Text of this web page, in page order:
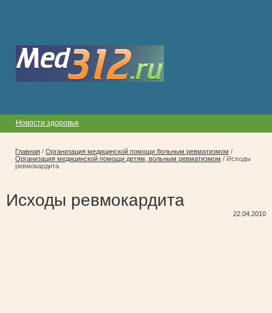
Новости здоровья
Главная / Организация медицинской помощи больным ревматизмом /
Организация медицинской помощи детям, вольным ревматизмом / Исходы
ревмокардита
Исходы ревмокардита
22.04.2010